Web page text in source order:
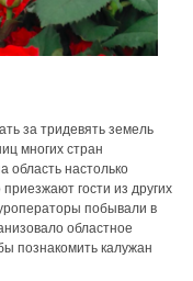
за тридевять земель
многих стран
область настолько
гости из других
побывали в
областное
познакомить калужан